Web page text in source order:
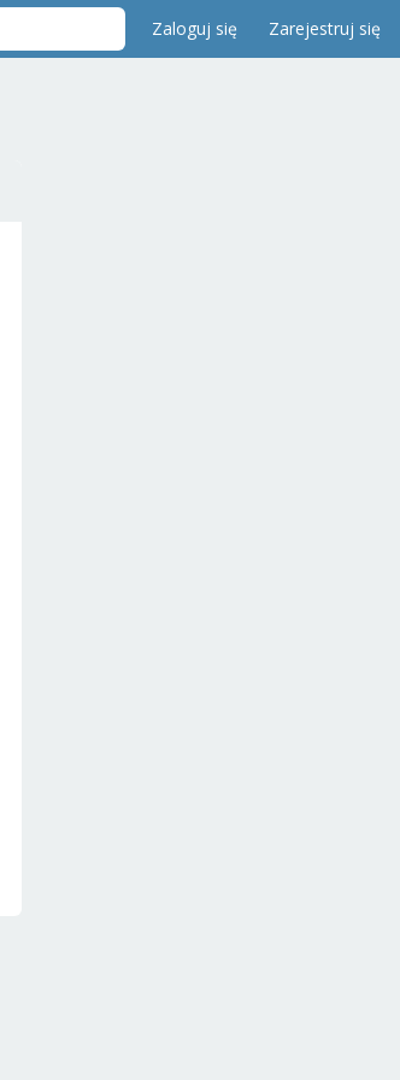
Zaloguj się Zarejestruj się